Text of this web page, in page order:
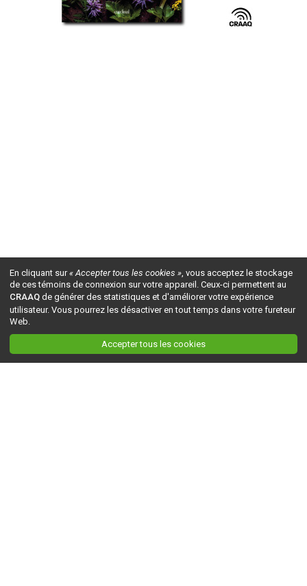
En cliquant sur« Accepter tous les cookies », vous acceptez le stockage
de ces témoins de connexion sur votre appareil. Ceux-ci permettent au
CRAAQ de générer des statistiques et d'améliorer votre expérience
utilisateur. Vous pourrez les désactiver en tout temps dans votre fureteur
Web.
Accepter tous les cookies